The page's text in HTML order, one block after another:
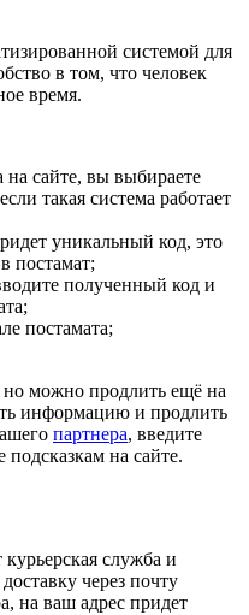
системой для
в том, что человек
время.
на сайте, вы выбираете
такая система работает
уникальный код, это
постамат;
полученный код и
постамата;
но можно продлить ещё на
информацию и продлить
партнера, введите
подсказкам на сайте.
служба и
через почту
на ваш адрес придет